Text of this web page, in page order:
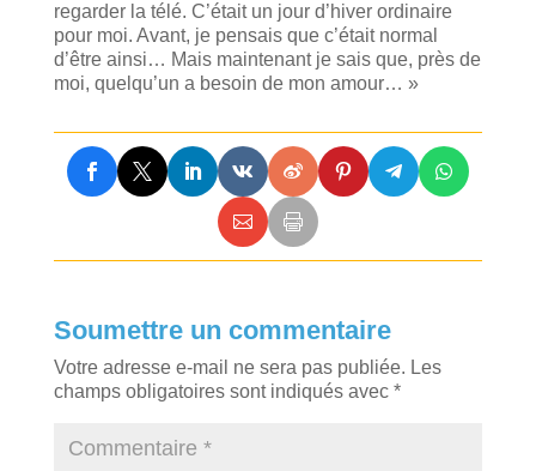
regarder la télé. C’était un jour d’hiver ordinaire
pour moi. Avant, je pensais que c’était normal
d’être ainsi… Mais maintenant je sais que, près de
moi, quelqu’un a besoin de mon amour… »
Soumettre un commentaire
Votre adresse e-mail ne sera pas publiée. Les
champs obligatoires sont indiqués avec *